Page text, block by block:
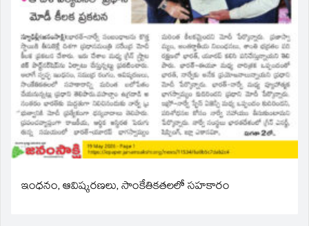
ఇంధనం, ఆవిష్కరణలు, సాంకేతికతలలో సహకారం